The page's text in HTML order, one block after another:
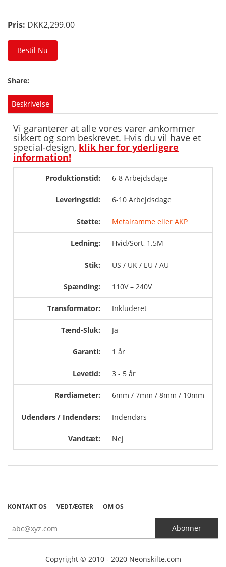
Pris: DKK2,299.00
Bestil Nu
Share:
Beskrivelse
Vi garanterer at alle vores varer ankommer
sikkert og som beskrevet. Hvis du vil have et
special-design, klik her for yderligere
information!
Produktionstid: 6-8 Arbejdsdage
Leveringstid: 6-10 Arbejdsdage
Støtte: Metalramme eller AKP
Ledning: Hvid/Sort, 1.5M
Stik: US / UK / EU / AU
Spænding: 110V – 240V
Transformator: Inkluderet
Tænd-Sluk: Ja
Garanti: 1 år
Levetid: 3 - 5 år
Rørdiameter: 6mm / 7mm / 8mm / 10mm
Udendørs / Indendørs: Indendørs
Vandtæt: Nej
KONTAKT OS VEDTÆGTER OM OS
Copyright © 2010 - 2020 Neonskilte.com